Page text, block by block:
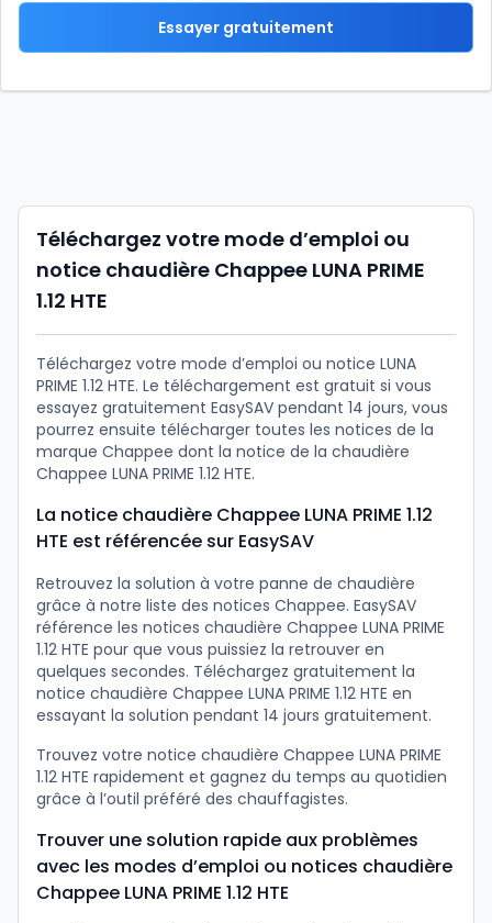
Essayer gratuitement
Téléchargez votre mode d’emploi ou
notice chaudière Chappee LUNA PRIME
1.12 HTE
Téléchargez votre mode d’emploi ou notice LUNA
PRIME 1.12 HTE. Le téléchargement est gratuit si vous
essayez gratuitement EasySAV pendant 14 jours, vous
pourrez ensuite télécharger toutes les notices de la
marque Chappee dont la notice de la chaudière
Chappee LUNA PRIME 1.12 HTE.
La notice chaudière Chappee LUNA PRIME 1.12
HTE est référencée sur EasySAV
Retrouvez la solution à votre panne de chaudière
grâce à notre liste des notices Chappee. EasySAV
référence les notices chaudière Chappee LUNA PRIME
1.12 HTE pour que vous puissiez la retrouver en
quelques secondes. Téléchargez gratuitement la
notice chaudière Chappee LUNA PRIME 1.12 HTE en
essayant la solution pendant 14 jours gratuitement.
Trouvez votre notice chaudière Chappee LUNA PRIME
1.12 HTE rapidement et gagnez du temps au quotidien
grâce à l’outil préféré des chauffagistes.
Trouver une solution rapide aux problèmes
avec les modes d’emploi ou notices chaudière
Chappee LUNA PRIME 1.12 HTE